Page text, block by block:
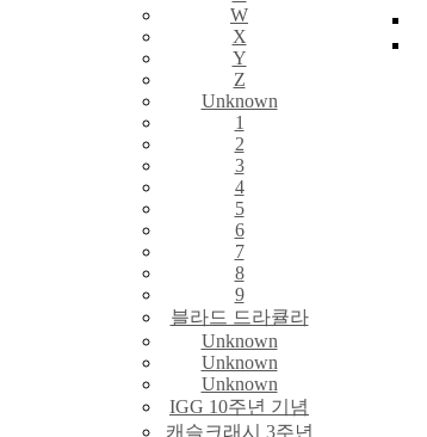
W
X
Y
Z
Unknown
1
2
3
4
5
6
7
8
9
블라드 드라큘라
Unknown
Unknown
Unknown
IGG 10주년 기념
캐슬크래시 3주년